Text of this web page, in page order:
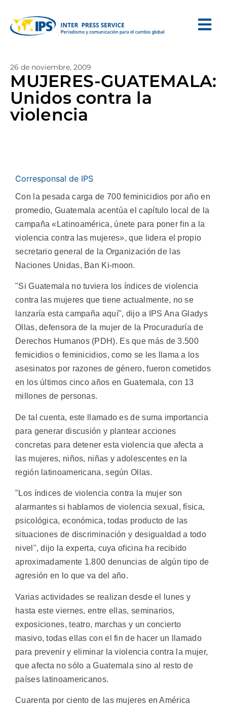
26 de noviembre, 2009
MUJERES-GUATEMALA:
Unidos contra la
violencia
Corresponsal de IPS
Con la pesada carga de 700 feminicidios por año en
promedio, Guatemala acentúa el capítulo local de la
campaña «Latinoamérica, únete para poner fin a la
violencia contra las mujeres», que lidera el propio
secretario general de la Organización de las
Naciones Unidas, Ban Ki-moon.
"Si Guatemala no tuviera los índices de violencia
contra las mujeres que tiene actualmente, no se
lanzaría esta campaña aquí", dijo a IPS Ana Gladys
Ollas, defensora de la mujer de la Procuraduría de
Derechos Humanos (PDH). Es que más de 3.500
femicidios o feminicidios, como se les llama a los
asesinatos por razones de género, fueron cometidos
en los últimos cinco años en Guatemala, con 13
millones de personas.
De tal cuenta, este llamado es de suma importancia
para generar discusión y plantear acciones
concretas para detener esta violencia que afecta a
las mujeres, niños, niñas y adolescentes en la
región latinoamericana, según Ollas.
"Los índices de violencia contra la mujer son
alarmantes si hablamos de violencia sexual, física,
psicológica, económica, todas producto de las
situaciones de discriminación y desigualdad a todo
nivel", dijo la experta, cuya oficina ha recibido
aproximadamente 1.800 denuncias de algún tipo de
agresión en lo que va del año.
Varias actividades se realizan desde el lunes y
hasta este viernes, entre ellas, seminarios,
exposiciones, teatro, marchas y un concierto
masivo, todas ellas con el fin de hacer un llamado
para prevenir y eliminar la violencia contra la mujer,
que afecta no sólo a Guatemala sino al resto de
países latinoamericanos.
Cuarenta por ciento de las mujeres en América